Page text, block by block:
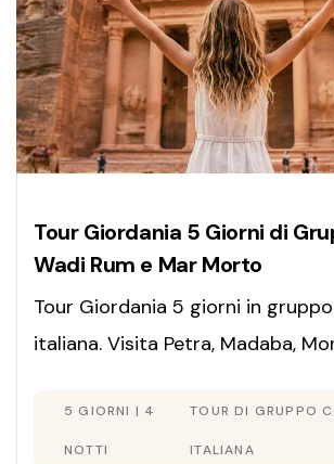
Tour Giordania 5 Giorni di
Wadi Rum e Mar Morto
Tour Giordania 5 giorni in
italiana. Visita Petra, Madaba,
mercoledì e sabato. Penota!
5 GIORNI | 4
NOTTI
TOUR DI GRUPPO
ITALIANA